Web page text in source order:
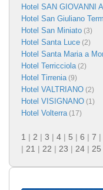
Hotel SAN GIOVANNI
Hotel San Giuliano
Hotel San Miniato (3)
Hotel Santa Luce (2)
Hotel Santa Maria a
Hotel Terricciola(2)
Hotel Tirrenia(9)
Hotel VALTRIANO (2)
Hotel VISIGNANO (1)
Hotel Volterra(17)
1 | 2 | 3 | 4 | 5 | 6 | 7 |
| 21 | 22 | 23 | 24 | 25